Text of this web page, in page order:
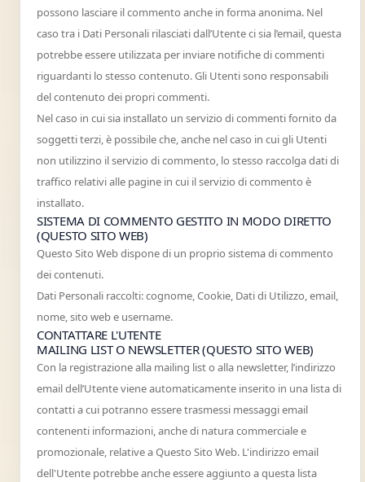
possono lasciare il commento anche in forma anonima. Nel
caso tra i Dati Personali rilasciati dall’Utente ci sia l’email, questa
potrebbe essere utilizzata per inviare notifiche di commenti
riguardanti lo stesso contenuto. Gli Utenti sono responsabili
del contenuto dei propri commenti.
Nel caso in cui sia installato un servizio di commenti fornito da
soggetti terzi, è possibile che, anche nel caso in cui gli Utenti
non utilizzino il servizio di commento, lo stesso raccolga dati di
traffico relativi alle pagine in cui il servizio di commento è
installato.
SISTEMA DI COMMENTO GESTITO IN MODO DIRETTO
(QUESTO SITO WEB)
Questo Sito Web dispone di un proprio sistema di commento
dei contenuti.
Dati Personali raccolti: cognome, Cookie, Dati di Utilizzo, email,
nome, sito web e username.
CONTATTARE L'UTENTE
MAILING LIST O NEWSLETTER (QUESTO SITO WEB)
Con la registrazione alla mailing list o alla newsletter, l’indirizzo
email dell’Utente viene automaticamente inserito in una lista di
contatti a cui potranno essere trasmessi messaggi email
contenenti informazioni, anche di natura commerciale e
promozionale, relative a Questo Sito Web. L'indirizzo email
dell'Utente potrebbe anche essere aggiunto a questa lista